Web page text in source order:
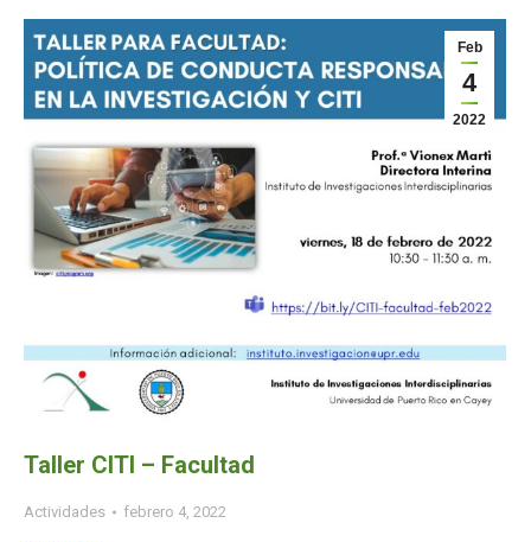
Feb
4
2022
Taller CITI – Facultad
Actividades febrero 4, 2022